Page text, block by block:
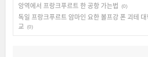
앙역에서 프랑크푸르트 한 공항 가는법
(0)
독일 프랑크푸르트 암마인 요한 볼프강 폰 괴테 대
교
(0)